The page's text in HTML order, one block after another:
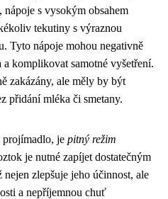
, nápoje s vysokým obsahem
tekutiny s výraznou
Tyto nápoje mohou negativně
komplikovat samotné vyšetření.
zakázány, ale měly by být
přidání mléka či smetany.
projímadlo, je pitný režim
je nutné zapíjet dostatečným
zlepšuje jeho účinnost, ale
a nepříjemnou chuť